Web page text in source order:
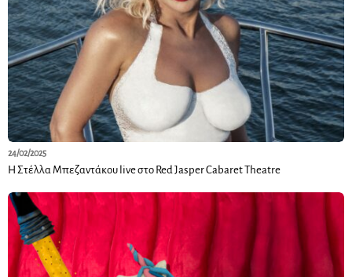
24/02/2025
Η Στέλλα Μπεζαντάκου live στο Red Jasper Cabaret Theatre